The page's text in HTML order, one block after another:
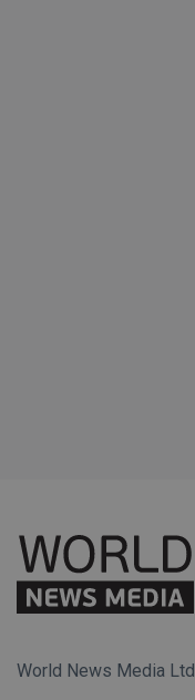
World News Media Ltd